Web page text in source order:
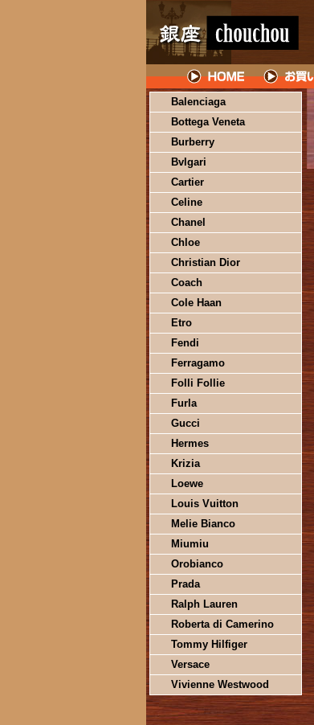
Balenciaga
Bottega Veneta
Burberry
Bvlgari
Cartier
Celine
Chanel
Chloe
Christian Dior
Coach
Cole Haan
Etro
Fendi
Ferragamo
Folli Follie
Furla
Gucci
Hermes
Krizia
Loewe
Louis Vuitton
Melie Bianco
Miumiu
Orobianco
Prada
Ralph Lauren
Roberta di Camerino
Tommy Hilfiger
Versace
Vivienne Westwood